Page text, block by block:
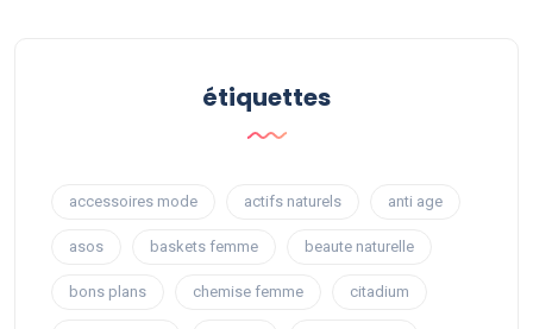
étiquettes
accessoires mode actifs naturels anti age
asos baskets femme beaute naturelle
bons plans chemise femme citadium